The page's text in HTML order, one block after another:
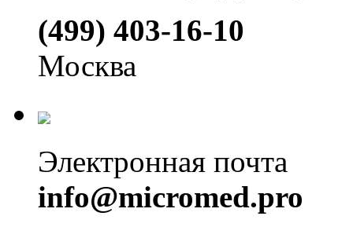
(499) 403-16-10
Москва
Электронная почта
info@micromed.pro